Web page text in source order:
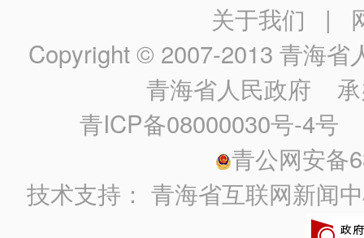
关于我们 |
Copyright © 2007-2013 青海省
青海省人民政府 承
青ICP备08000030号-4号
青公网安备
技术支持：青海省互联网新闻